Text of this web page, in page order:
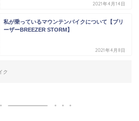
2021年4月14日
私が乗っているマウンテンバイクについて【ブリ
ーザーBREEZER STORM】
2021年4月8日
ク